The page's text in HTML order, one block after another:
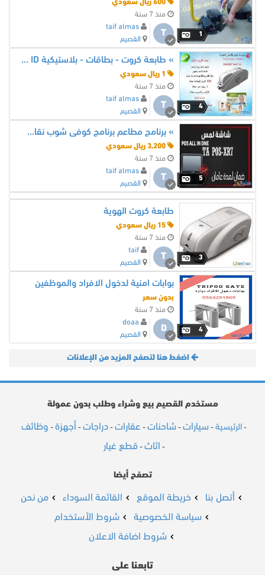
1
منذ 7 سنة
T
taif almas
القصيم
4
» طابعة كروت - بطاقات - بلاستيكية SMART ID
منذ 7 سنة
T
taif almas
القصيم
5
» برنامج مطاعم برنامج كوفى شوب نقاط البيع كاشير
منذ 7 سنة
T
taif almas
القصيم
3
طابعة كروت الهوية
منذ 7 سنة
T
taif
القصيم
4
بوابات امنية لدخول الافراد والموظفين
بدون سعر
منذ 7 سنة
D
doaa
القصيم
اضغط هنا لتصفح المزيد من الإعلانات
مستخدم القصيم بيع وشراء وطلب بدون عمولة
- الرئيسية - سيارات - شاحنات - عقارات - دراجات - أجهزة - وظائف
- اثاث -قطع غيار
تصفح أيضا
أتصل بنا خريطة الموقع القائمة السوداء
من نحن
سياسة الخصوصية
شروط الأستخدام
شروط اضافة الاعلان
تابعنا على